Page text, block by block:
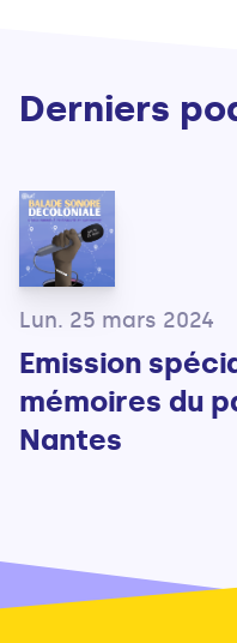
Derniers
Lun. 25 mars 2024
Emission
mémoires du
Nantes